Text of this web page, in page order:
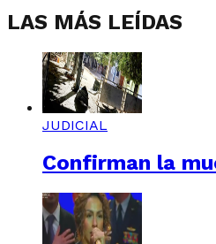
LAS MÁS LEÍDAS
JUDICIAL
Confirman la